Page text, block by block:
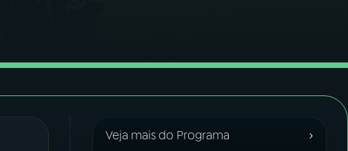
Veja mais do Programa ›